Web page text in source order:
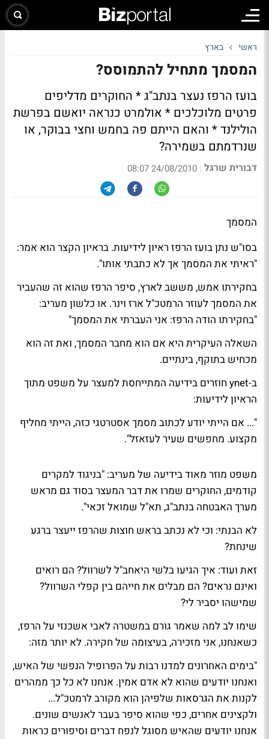
ראשי בארץ
המסמך מתחיל להתמוסס?
בועז הרפז נעצר בנתב"ג * החוקרים מדליפים
פרטים מלוכלכים * אולמרט כנראה יואשם בפרשת
הולילנד * והאם הייתם פה בחמש וחצי בבוקר, או
שנרדמתם בשמירה?
דבורית שרגל |
24/08/2010 08:07
המסמך
בסו"ש נתןבועז הרפז ראיון לידיעות. בראיון הקצר הוא אמר:
"ראיתי את המסמך אך לא כתבתי אותו".
בחקירתו אמש, מששב לארץ, סיפר הרפז שהוא זה שהעביר
את המסמך לעוזר הרמטכ"ל ארז וינר. או כלשון מעריב:
"בחקירתו הודה הרפז: אני העברתי את המסמך"
השאלה העיקרית היא אם הוא מחבר המסמך, ואת זה הוא
מכחיש בתוקף, בינתיים.
ב-ynet חוזרים בידיעה המתייחסת למעצר על משפט מתוך
הראיון לידיעות:
"... אם הייתי יודע לכתוב מסמך אסטרטגי כזה, הייתי מחליף
מקצוע. מחפשים שעיר לעזאזל".
משפט מוזר מאוד בידיעה של מעריב: "בניגוד למקרים
קודמים, החוקרים שמרו את דבר המעצר בסוד גם מראש
מערך האבטחה בנתב"ג, תא"ל שמואל זכאי".
לא הבנתי: וכי לא נכתב בראש חוצות שהרפז ייעצר ברגע
שינחת?
זאת ועוד: איך הגיעו בלשי היאחב"ל לשרוול? הם רואים
ואינם נראים? הם מבלים את חייהם בין קפלי השרוול?
שמישהו יסביר לי?
שימו לב למה שאמר גורם במשטרה לאבי אשכנזי על הרפז,
כשאנחנו, אני מזכירה, בעיצומה של חקירה. לא יותר מזה:
"בימים האחרונים למדנו רבות על הפרופיל הנפשי של האיש,
ואנחנו יודעים שהוא לא אדם אמין. אנחנו לא כל כך ממהרים
לקנות את הגרסאות שלפיהן הוא מקורב לרמטכ"ל...
ולקצינים אחרים, כפי שהוא סיפר בעבר לאנשים שונים.
אנחנו יודעים שהאיש מסוגל לנפח דברים וסיפורים כראות